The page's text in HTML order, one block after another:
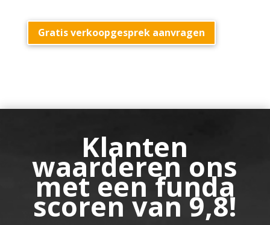
Gratis verkoopgesprek aanvragen
Klanten
waarderen ons
met een funda
scoren van 9,8!